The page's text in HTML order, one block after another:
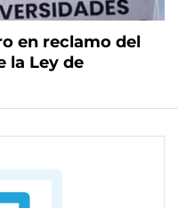
en reclamo del
la Ley de